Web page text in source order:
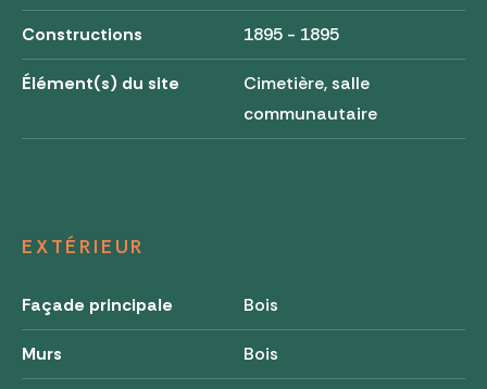
Constructions 1895 - 1895
Élément(s) du site
Cimetière, salle
communautaire
EXTÉRIEUR
Façade principale Bois
Murs Bois